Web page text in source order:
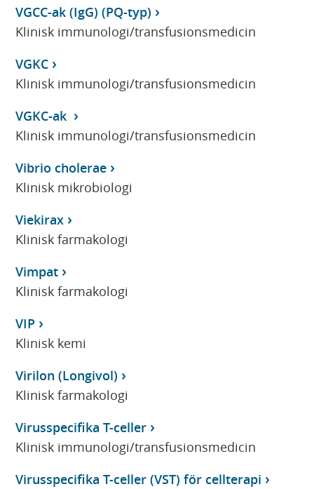
VGCC-ak (IgG) (PQ-typ)
Klinisk immunologi/transfusionsmedicin
VGKC
Klinisk immunologi/transfusionsmedicin
VGKC-ak
Klinisk immunologi/transfusionsmedicin
Vibrio cholerae
Klinisk mikrobiologi
Viekirax
Klinisk farmakologi
Vimpat
Klinisk farmakologi
VIP
Klinisk kemi
Virilon (Longivol)
Klinisk farmakologi
Virusspecifika T-celler
Klinisk immunologi/transfusionsmedicin
Virusspecifika T-celler (VST) för cellterapi